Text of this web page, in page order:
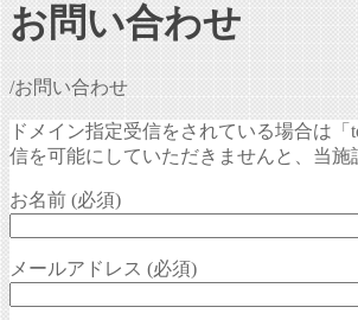
お問い合わせ
/お問い合わせ
ドメイン指定受信をされている場合は
信を可能にしていただきませんと、当施
お名前 (必須)
メールアドレス (必須)